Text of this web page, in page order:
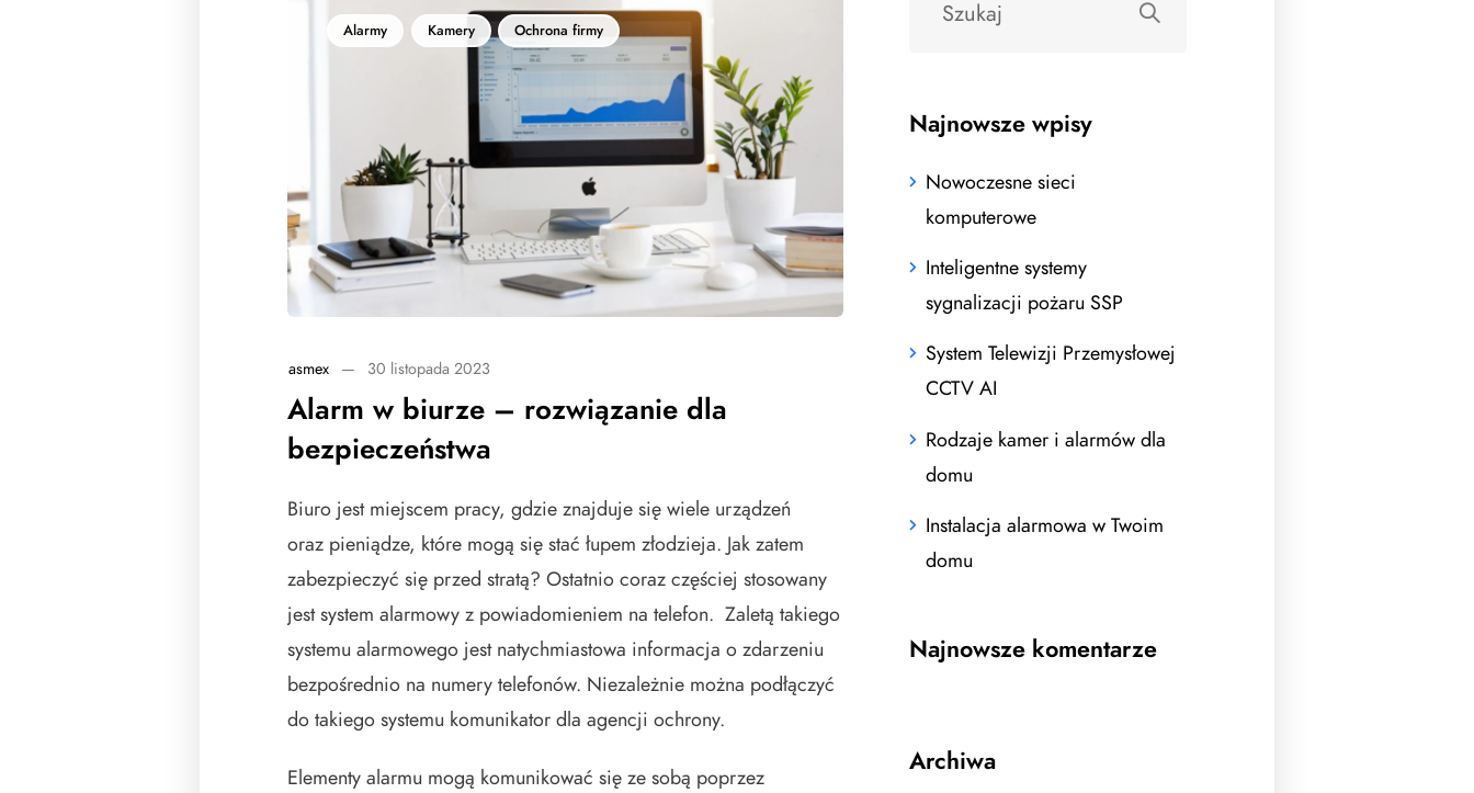
Alarmy Kamery Ochrona firmy
asmex — 30 listopada 2023
Alarm w biurze – rozwiązanie dla
bezpieczeństwa
Biuro jest miejscem pracy, gdzie znajduje się wiele urządzeń
oraz pieniądze, które mogą się stać łupem złodzieja. Jak zatem
zabezpieczyć się przed stratą? Ostatnio coraz częściej stosowany
jest system alarmowy z powiadomieniem na telefon. Zaletą takiego
systemu alarmowego jest natychmiastowa informacja o zdarzeniu
bezpośrednio na numery telefonów. Niezależnie można podłączyć
do takiego systemu komunikator dla agencji ochrony.
Elementy alarmu mogą komunikować się ze sobą poprzez
Najnowsze wpisy
Nowoczesne sieci
komputerowe
Inteligentne systemy
sygnalizacji pożaru SSP
System Telewizji Przemysłowej
CCTV AI
Rodzaje kamer i alarmów dla
domu
Instalacja alarmowa w Twoim
domu
Najnowsze komentarze
Archiwa